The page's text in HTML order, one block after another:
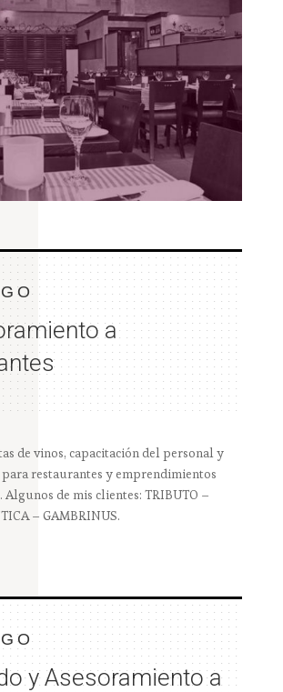
a
de vinos, capacitación del personal y
restaurantes y emprendimientos
Algunos de mis clientes: TRIBUTO –
– GAMBRINUS.
y Asesoramiento a